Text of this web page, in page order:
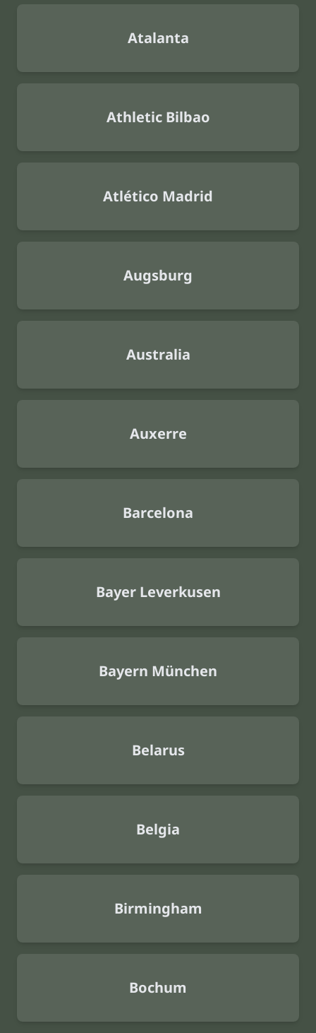
Atalanta
Athletic Bilbao
Atlético Madrid
Augsburg
Australia
Auxerre
Barcelona
Bayer Leverkusen
Bayern München
Belarus
Belgia
Birmingham
Bochum